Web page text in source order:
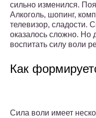
сильно изменился.
Алкоголь, шопинг,
телевизор, сладости.
оказалось сложно. Но
воспитать силу воли
Как
Сила воли имеет